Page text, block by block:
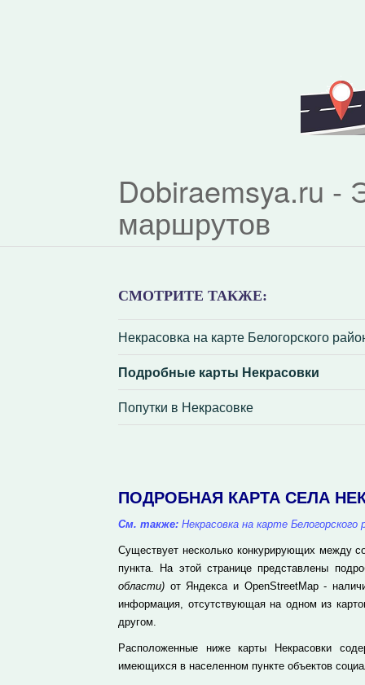
Dobiraemsya.ru -
маршрутов
СМОТРИТЕ ТАКЖЕ:
Некрасовка на карте Белогорского
Подробные карты Некрасовки
Попутки в Некрасовке
ПОДРОБНАЯ КАРТА СЕЛА
См. также: Некрасовка на карте
Существует несколько конкурирующих между
пункта. На этой странице представлены
области) от Яндекса и OpenStreetMap -
информация, отсутствующая на одном из
другом.
Расположенные ниже карты Некрасовки
имеющихся в населенном пункте объектов